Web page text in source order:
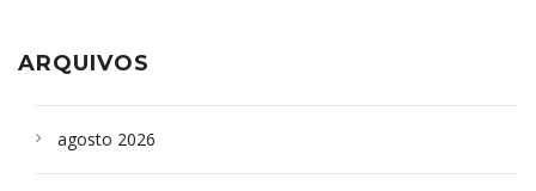
ARQUIVOS
agosto 2026